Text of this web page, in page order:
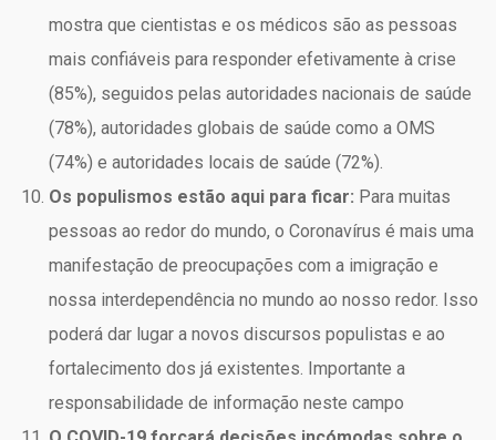
mostra que cientistas e os médicos são as pessoas
mais confiáveis para responder efetivamente à crise
(85%), seguidos pelas autoridades nacionais de saúde
(78%), autoridades globais de saúde como a OMS
(74%) e autoridades locais de saúde (72%).
Os populismos estão aqui para ficar: Para muitas
pessoas ao redor do mundo, o Coronavírus é mais uma
manifestação de preocupações com a imigração e
nossa interdependência no mundo ao nosso redor. Isso
poderá dar lugar a novos discursos populistas e ao
fortalecimento dos já existentes. Importante a
responsabilidade de informação neste campo